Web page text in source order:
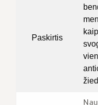
Paskirtis